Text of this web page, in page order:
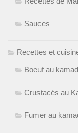
Sauces
Recettes et
Boeuf au
Crustacés au
Fumer au